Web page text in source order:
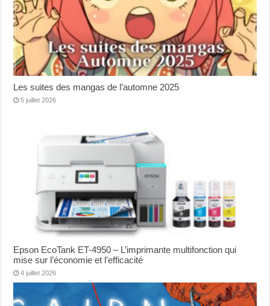
Les suites des mangas de l’automne 2025
5 juillet 2026
Epson EcoTank ET-4950 – L’imprimante multifonction qui
mise sur l’économie et l’efficacité
4 juillet 2026